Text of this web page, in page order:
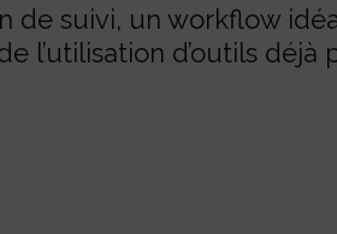
de suivi, un workflow
l’utilisation d’outils